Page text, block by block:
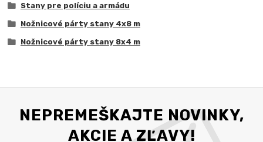
Stany pre políciu a armádu
Nožnicové párty stany 4x8 m
Nožnicové párty stany 8x4 m
NEPREMEŠKAJTE NOVINKY,
AKCIE A ZĽAVY!